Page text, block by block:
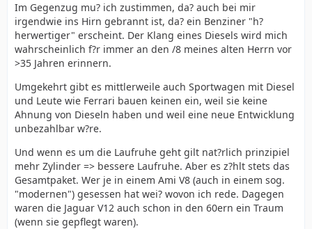
Im Gegenzug mu? ich zustimmen, da? auch bei mir
irgendwie ins Hirn gebrannt ist, da? ein Benziner "h?
herwertiger" erscheint. Der Klang eines Diesels wird mich
wahrscheinlich f?r immer an den /8 meines alten Herrn vor
>35 Jahren erinnern.
Umgekehrt gibt es mittlerweile auch Sportwagen mit Diesel
und Leute wie Ferrari bauen keinen ein, weil sie keine
Ahnung von Dieseln haben und weil eine neue Entwicklung
unbezahlbar w?re.
Und wenn es um die Laufruhe geht gilt nat?rlich prinzipiel
mehr Zylinder => bessere Laufruhe. Aber es z?hlt stets das
Gesamtpaket. Wer je in einem Ami V8 (auch in einem sog.
"modernen") gesessen hat wei? wovon ich rede. Dagegen
waren die Jaguar V12 auch schon in den 60ern ein Traum
(wenn sie gepflegt waren).